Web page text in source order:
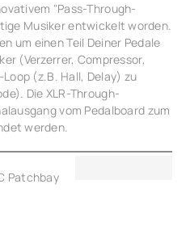
"Pass-Through-
Musiker entwickelt worden.
um einen Teil Deiner Pedale
(Verzerrer, Compressor,
(z.B. Hall, Delay) zu
Die XLR-Through-
vom Pedalboard zum
werden.
Patchbay